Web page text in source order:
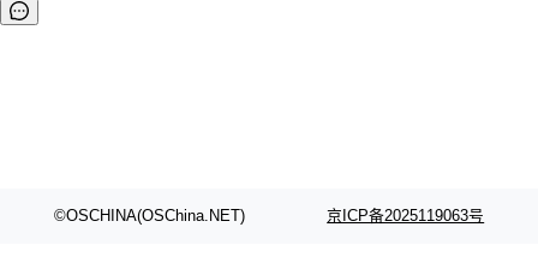
©OSCHINA(OSChina.NET) 京ICP备2025119063号